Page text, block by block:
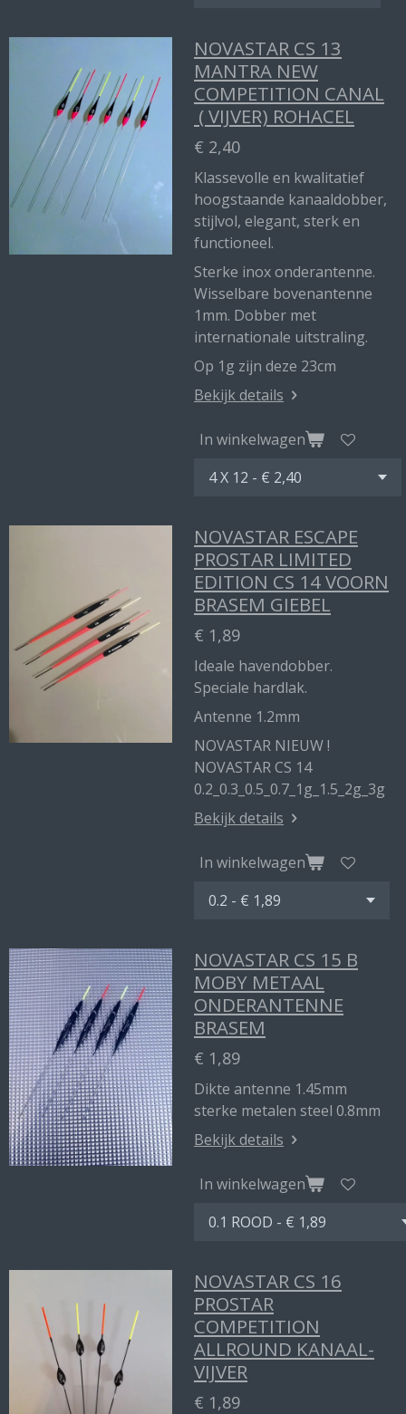
NOVASTAR CS 13
MANTRA NEW
COMPETITION CANAL
( VIJVER) ROHACEL
€ 2,40
Klassevolle en kwalitatief
hoogstaande kanaaldobber,
stijlvol, elegant, sterk en
functioneel.
Sterke inox onderantenne.
Wisselbare bovenantenne
1mm. Dobber met
internationale uitstraling.
Op 1g zijn deze 23cm
Bekijk details
In winkelwagen
NOVASTAR ESCAPE
PROSTAR LIMITED
EDITION CS 14 VOORN
BRASEM GIEBEL
€ 1,89
Ideale havendobber.
Speciale hardlak.
Antenne 1.2mm
NOVASTAR NIEUW !
NOVASTAR CS 14
0.2_0.3_0.5_0.7_1g_1.5_2g_3g
Bekijk details
In winkelwagen
NOVASTAR CS 15 B
MOBY METAAL
ONDERANTENNE
BRASEM
€ 1,89
Dikte antenne 1.45mm
sterke metalen steel 0.8mm
Bekijk details
In winkelwagen
NOVASTAR CS 16
PROSTAR
COMPETITION
ALLROUND KANAAL-
VIJVER
€ 1,89